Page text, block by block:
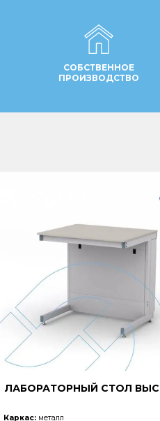
СОБСТВЕННОЕ
ПРОИЗВОДСТВО
ЛАБОРАТОРНЫЙ СТОЛ
Каркас: металл